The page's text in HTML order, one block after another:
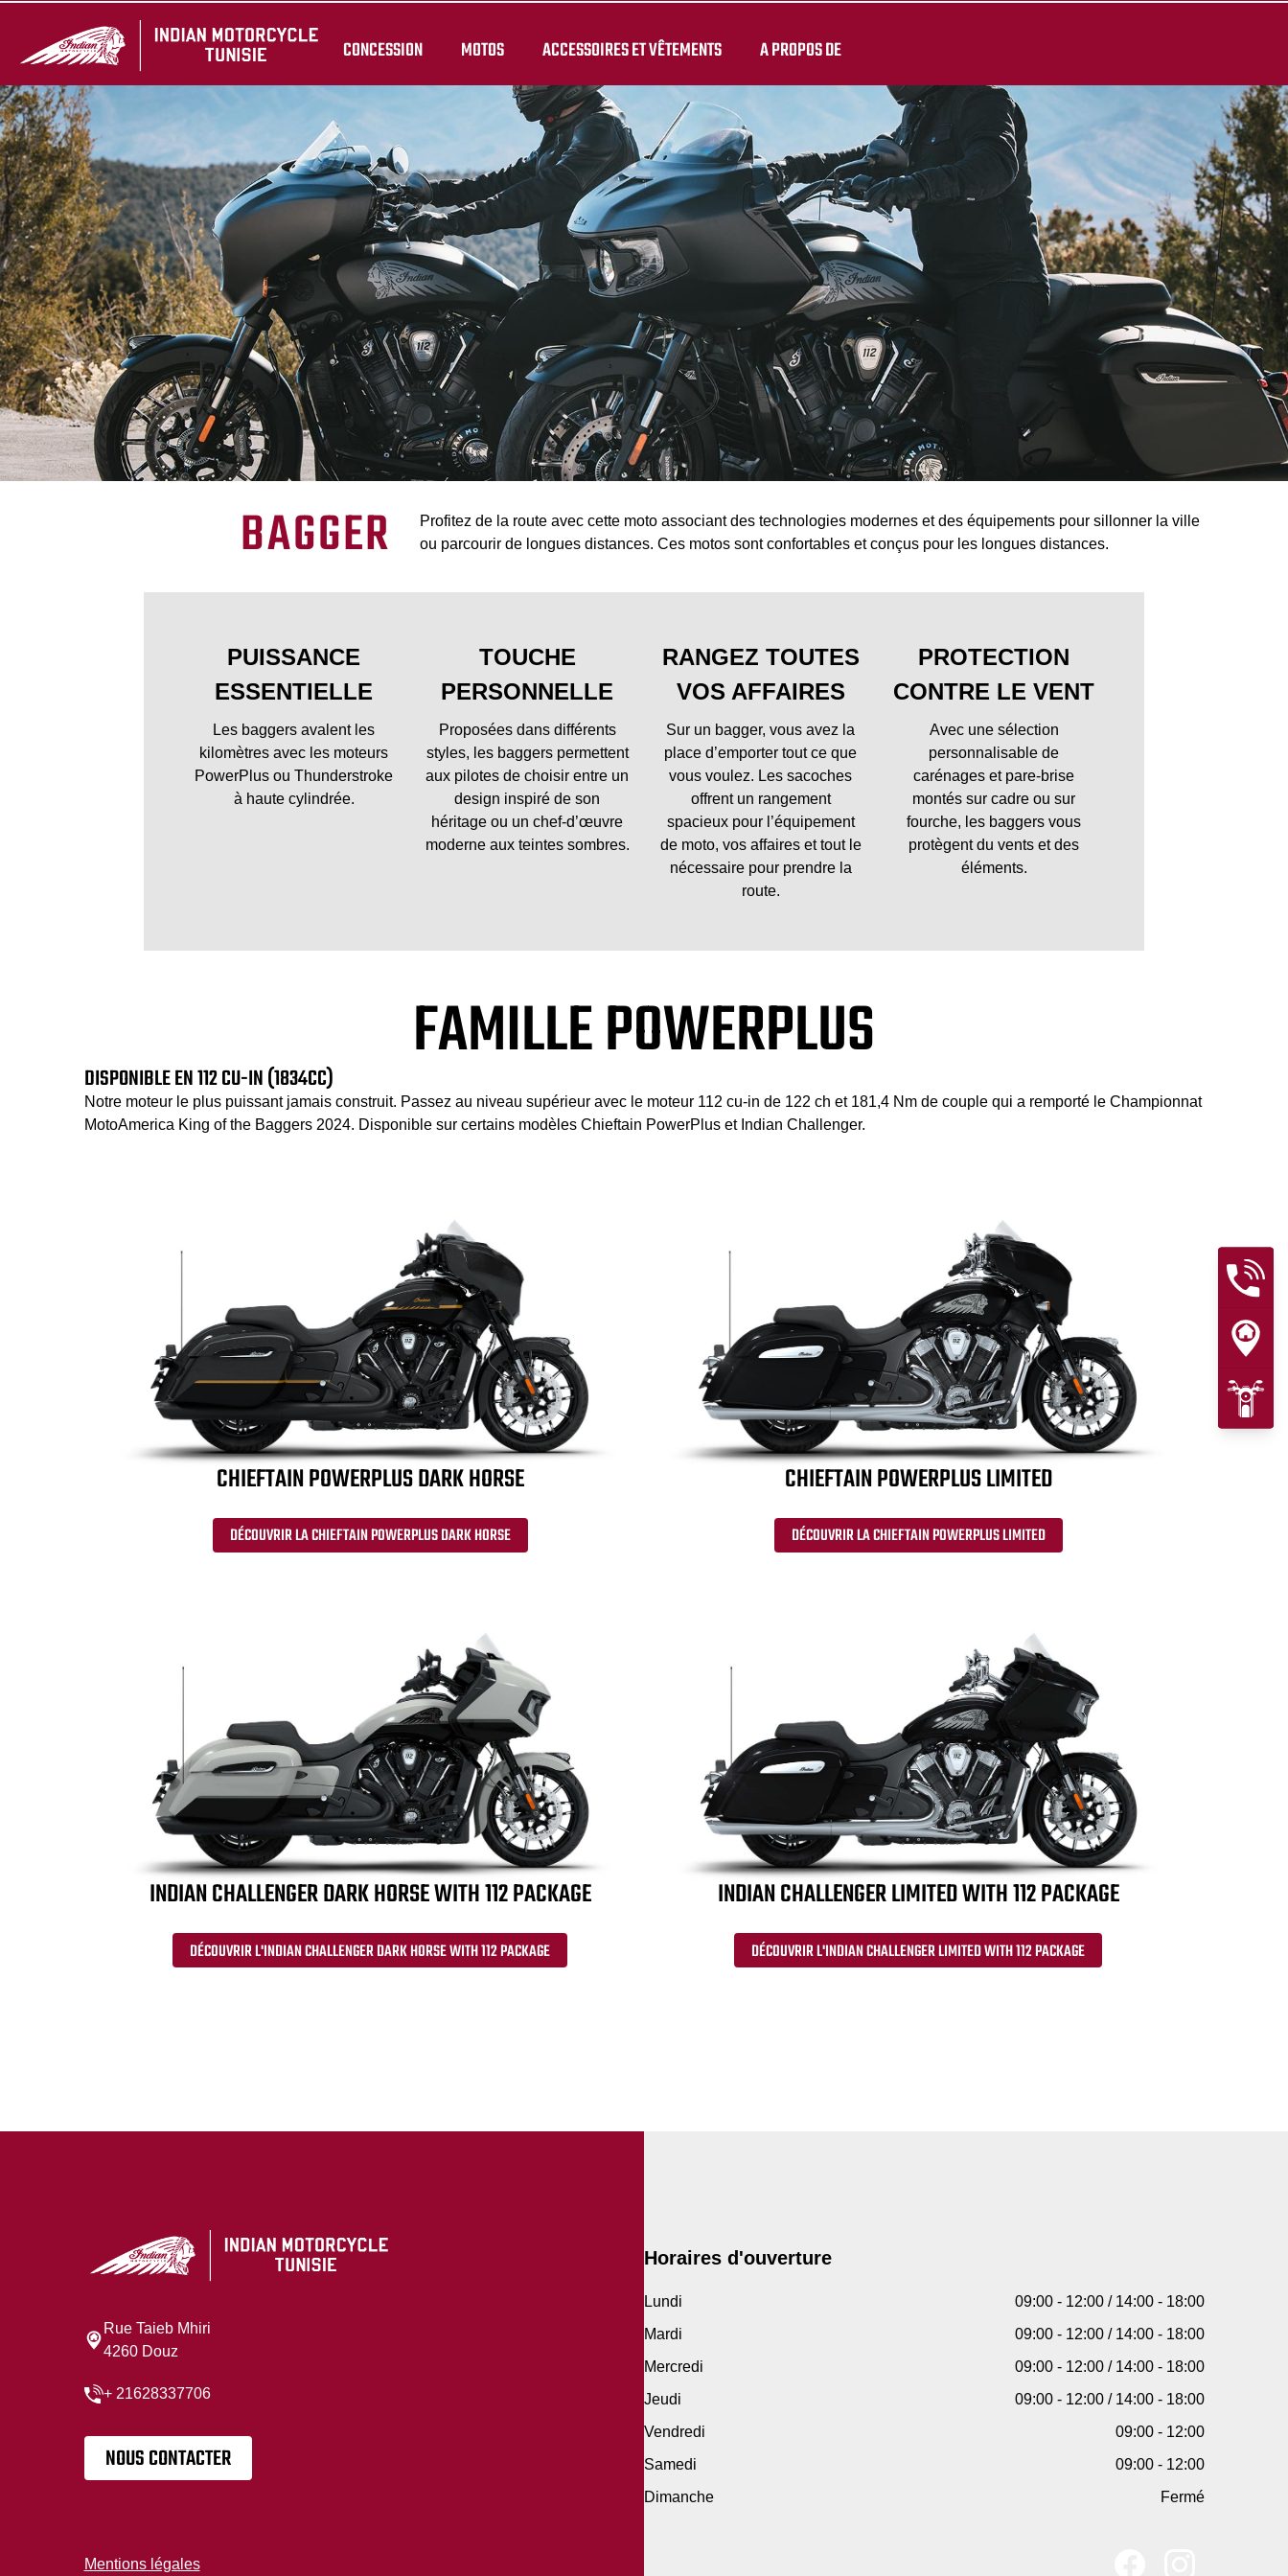
CONCESSION MOTOS ACCESSOIRES ET VÊTEMENTS A PROPOS DE
BAGGER
Profitez de la route avec cette moto associant des technologies modernes et des équipements pour sillonner la ville
ou parcourir de longues distances. Ces motos sont confortables et conçus pour les longues distances.
PUISSANCE
ESSENTIELLE
Les baggers avalent les
kilomètres avec les moteurs
PowerPlus ou Thunderstroke
à haute cylindrée.
TOUCHE
PERSONNELLE
Proposées dans différents
styles, les baggers permettent
aux pilotes de choisir entre un
design inspiré de son
héritage ou un chef-d’œuvre
moderne aux teintes sombres.
RANGEZ TOUTES
VOS AFFAIRES
Sur un bagger, vous avez la
place d’emporter tout ce que
vous voulez. Les sacoches
offrent un rangement
spacieux pour l’équipement
de moto, vos affaires et tout le
nécessaire pour prendre la
route.
PROTECTION
CONTRE LE VENT
Avec une sélection
personnalisable de
carénages et pare-brise
montés sur cadre ou sur
fourche, les baggers vous
protègent du vents et des
éléments.
FAMILLE POWERPLUS
DISPONIBLE EN 112 CU-IN (1834CC)
Notre moteur le plus puissant jamais construit. Passez au niveau supérieur avec le moteur 112 cu-in de 122 ch et 181,4 Nm de couple qui a remporté le Championnat
MotoAmerica King of the Baggers 2024. Disponible sur certains modèles Chieftain PowerPlus et Indian Challenger.
CHIEFTAIN POWERPLUS DARK HORSE
DÉCOUVRIR LA CHIEFTAIN POWERPLUS DARK HORSE
CHIEFTAIN POWERPLUS LIMITED
DÉCOUVRIR LA CHIEFTAIN POWERPLUS LIMITED
INDIAN CHALLENGER DARK HORSE WITH 112 PACKAGE
DÉCOUVRIR L'INDIAN CHALLENGER DARK HORSE WITH 112 PACKAGE
INDIAN CHALLENGER LIMITED WITH 112 PACKAGE
DÉCOUVRIR L'INDIAN CHALLENGER LIMITED WITH 112 PACKAGE
Rue Taieb Mhiri
4260 Douz
+ 21628337706
NOUS CONTACTER
Horaires d'ouverture
Lundi
09:00 - 12:00 / 14:00 - 18:00
Mardi
09:00 - 12:00 / 14:00 - 18:00
Mercredi
09:00 - 12:00 / 14:00 - 18:00
Jeudi
09:00 - 12:00 / 14:00 - 18:00
Vendredi
09:00 - 12:00
Samedi
09:00 - 12:00
Dimanche
Fermé
Mentions légales